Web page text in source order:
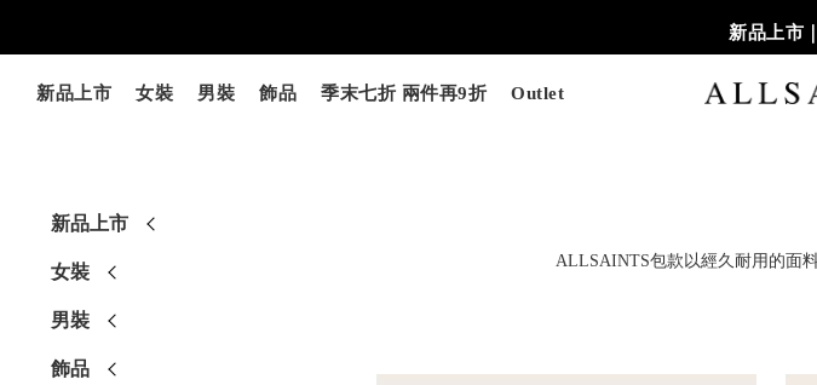
新品上市
新品上市 女裝 男裝 飾品 季末七折 兩件再9折 Outlet
新品上市
女裝
男裝
飾品
ALLSAINTS包款以經久耐用的面